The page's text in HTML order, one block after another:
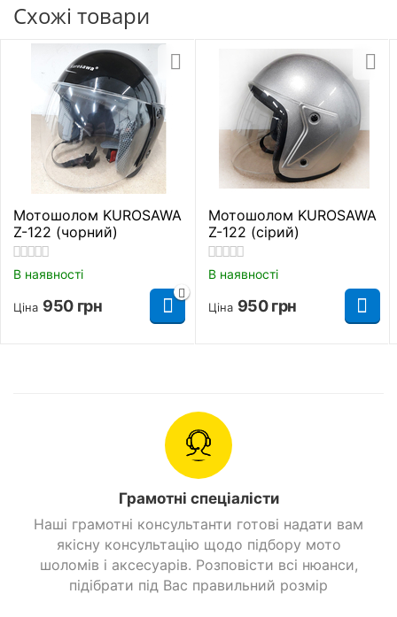
Схожі товари
Мотошолом KUROSAWA
Z-122 (чорний)
В наявності
Ціна 950 грн
Мотошолом KUROSAWA
Z-122 (сірий)
В наявності
Ціна 950 грн
Грамотні спеціалісти
Наші грамотні консультанти готові надати вам
якісну консультацію щодо підбору мото
шоломів і аксесуарів. Розповісти всі нюанси,
підібрати під Вас правильний розмір